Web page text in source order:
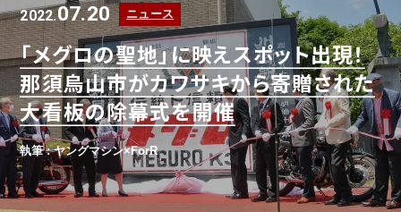
2022.07.20 ニュース
「メグロの聖地」に映えスポット出現！
那須烏山市がカワサキから寄贈された
大看板の除幕式を開催
執筆 : ヤングマシン×ForR